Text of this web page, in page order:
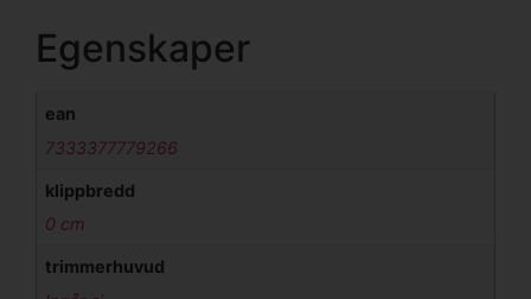
Egenskaper
ean
7333377779266
klippbredd
0 cm
trimmerhuvud